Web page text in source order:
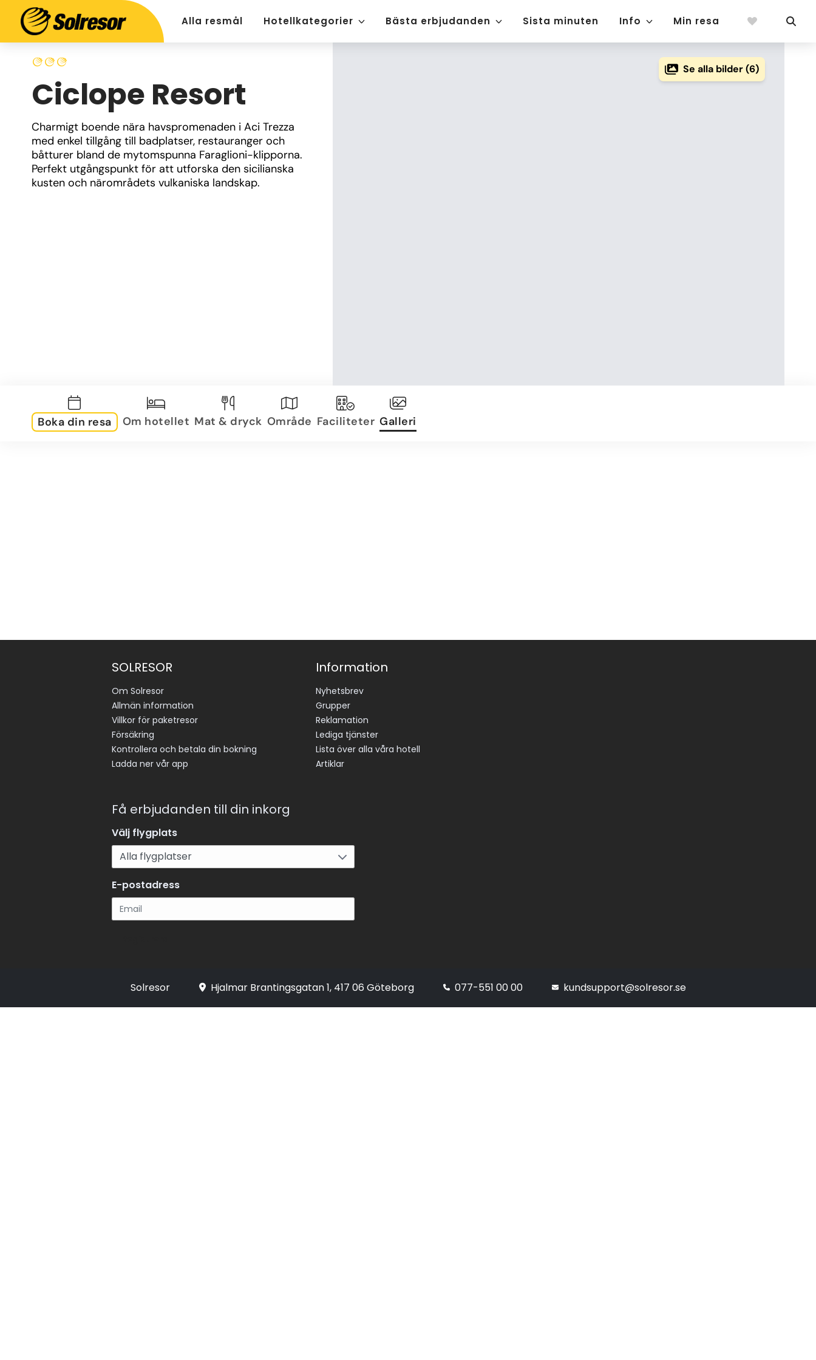
Alla resmål Hotellkategorier Bästa erbjudanden Sista minuten Info Min resa
Ciclope Resort
Charmigt boende nära havspromenaden i Aci Trezza
med enkel tillgång till badplatser, restauranger och
båtturer bland de mytomspunna Faraglioni-klipporna.
Perfekt utgångspunkt för att utforska den sicilianska
kusten och närområdets vulkaniska landskap.
Se alla bilder (6)
Boka din resa Om hotellet Mat & dryck Område Faciliteter Galleri
SOLRESOR
Om Solresor
Allmän information
Villkor för paketresor
Försäkring
Kontrollera och betala din bokning
Ladda ner vår app
Information
Nyhetsbrev
Grupper
Reklamation
Lediga tjänster
Lista över alla våra hotell
Artiklar
Få erbjudanden till din inkorg
Välj flygplats
E-postadress
Solresor Hjalmar Brantingsgatan 1, 417 06 Göteborg 077-551 00 00 kundsupport@solresor.se